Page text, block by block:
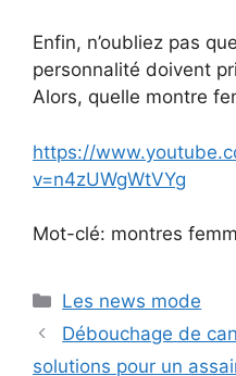
Enfin, n’oubliez pas
personnalité doivent
Alors, quelle montre
https://
v=n4zUWgWtVYg
Mot-clé: montres
Catégories
Les news mode
Débouchage de
solutions pour un